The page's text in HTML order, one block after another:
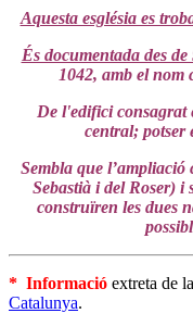
Aquesta església es
És documentada des de
1042, amb el
De l'edifici consagrat
central; potser
Sembla que l’ampliació
Sebastià i del Roser)
construïren les dues
* Informació extreta de
Catalunya.